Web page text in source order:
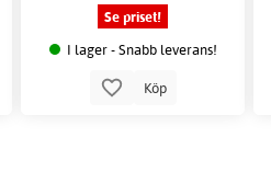
Se priset!
I lager - Snabb leverans!
Köp